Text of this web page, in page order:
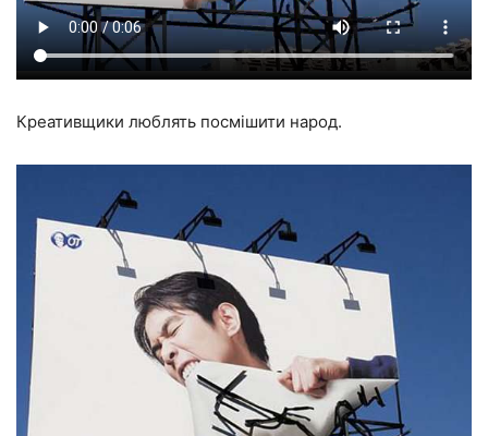
Креативщики люблять посмішити народ.